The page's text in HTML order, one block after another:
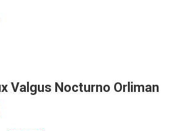
Valgus Nocturno Orliman